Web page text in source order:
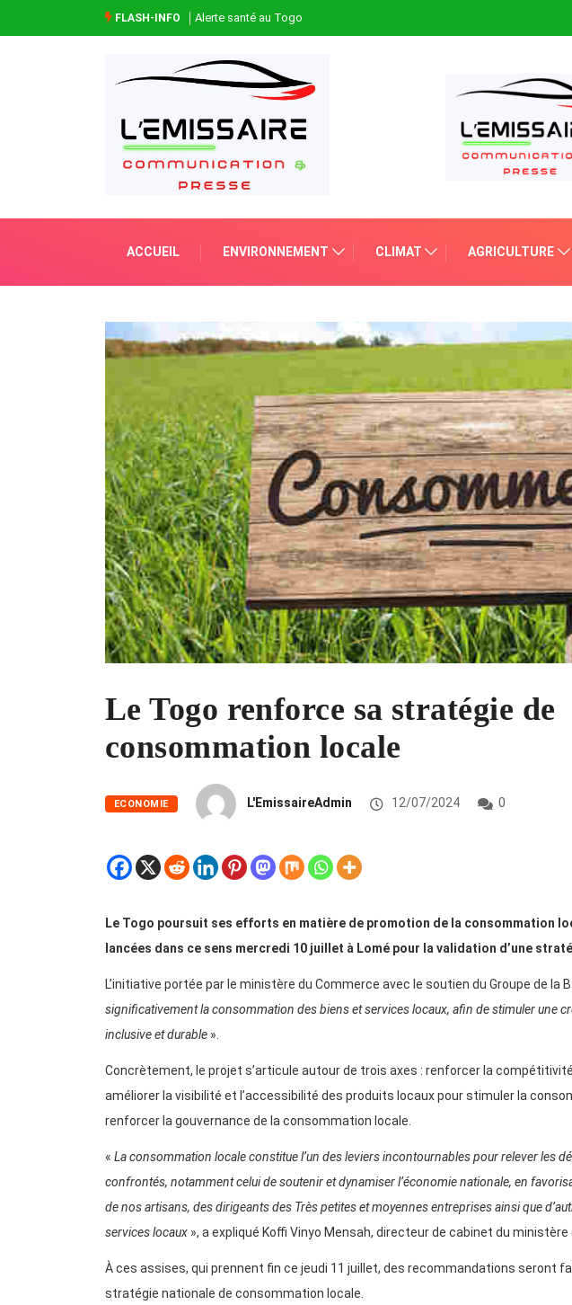
FLASH-INFO Alerte santé au Togo
ACCUEIL ENVIRONNEMENT CLIMAT AGRICULTURE
Le Togo renforce sa stratégie de
consommation locale
ECONOMIE L'EmissaireAdmin 12/07/2024 0
Le Togo poursuit ses efforts en matière de promotion de la consommation
lancées dans ce sens mercredi 10 juillet à Lomé pour la validation d’une
L’initiative portée par le ministère du Commerce avec le soutien du Groupe de la
significativement la consommation des biens et services locaux, afin de stimuler une
inclusive et durable ».
Concrètement, le projet s’articule autour de trois axes : renforcer la
améliorer la visibilité et l’accessibilité des produits locaux pour stimuler la
renforcer la gouvernance de la consommation locale.
« La consommation locale constitue l’un des leviers incontournables pour relever les
confrontés, notamment celui de soutenir et dynamiser l’économie nationale, en
de nos artisans, des dirigeants des Très petites et moyennes entreprises ainsi que
services locaux », a expliqué Koffi Vinyo Mensah, directeur de cabinet du
À ces assises, qui prennent fin ce jeudi 11 juillet, des recommandations seront
stratégie nationale de consommation locale.